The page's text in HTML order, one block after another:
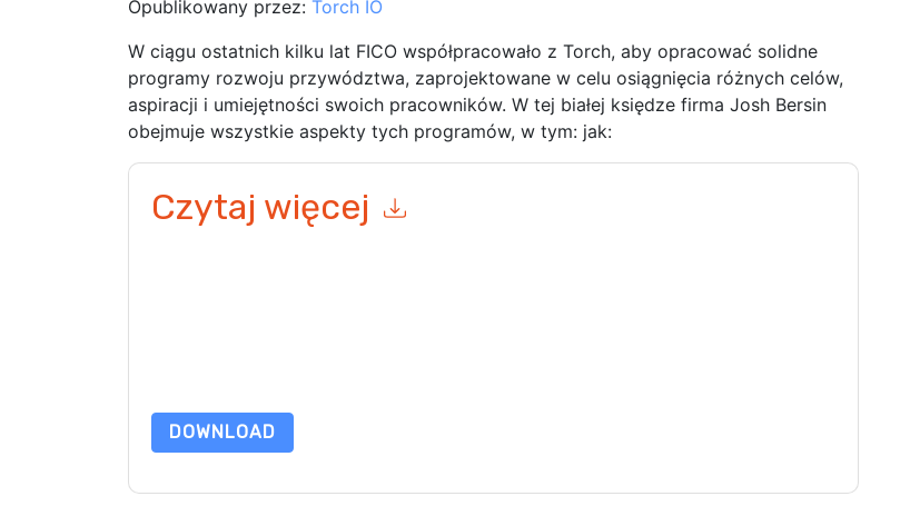
Opublikowany przez: Torch IO
W ciągu ostatnich kilku lat FICO współpracowało z Torch, aby opracować solidne
programy rozwoju przywództwa, zaprojektowane w celu osiągnięcia różnych celów,
aspiracji i umiejętności swoich pracowników. W tej białej księdze firma Josh Bersin
obejmuje wszystkie aspekty tych programów, w tym: jak:
Czytaj więcej
DOWNLOAD